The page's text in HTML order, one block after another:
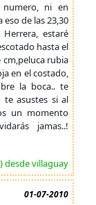
ni en
de las 23,30
estaré
hasta el
rubia
en el costado,
la boca.. te
asustes si al
un momento
jamas..!
desde villaguay
01-07-2010